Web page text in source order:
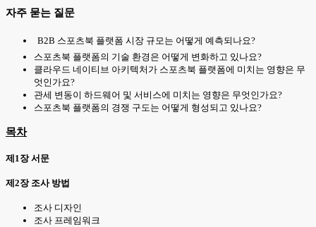
자주 묻는 질문
B2B 스포츠북 플랫폼 시장 규모는 어떻게 예측되나요?
스포츠북 플랫폼의 기술 환경은 어떻게 변화하고 있나요?
클라우드 네이티브 아키텍처가 스포츠북 플랫폼에 미치는 영향은 무
엇인가요?
관세 변동이 하드웨어 및 서비스에 미치는 영향은 무엇인가요?
스포츠북 플랫폼의 경쟁 구도는 어떻게 형성되고 있나요?
목차
제1장 서문
제2장 조사 방법
조사 디자인
조사 프레임워크